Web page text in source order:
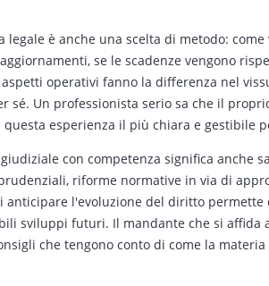
legale è anche una scelta di metodo:
se le scadenze vengono
operativi fanno la differenza nel
sé. Un professionista serio sa che il
esperienza il più chiara e gestibile
con competenza significa anche
riforme normative in via di
anticipare l'evoluzione del diritto
sviluppi futuri. Il mandante che si affida
che tengono conto di come la